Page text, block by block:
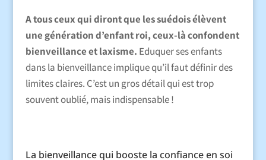
A tous ceux qui diront que les suédois élèvent
une génération d’enfant roi, ceux-là confondent
bienveillance et laxisme. Eduquer ses enfants
dans la bienveillance implique qu’il faut définir des
limites claires. C’est un gros détail qui est trop
souvent oublié, mais indispensable !
La bienveillance qui booste la confiance en soi